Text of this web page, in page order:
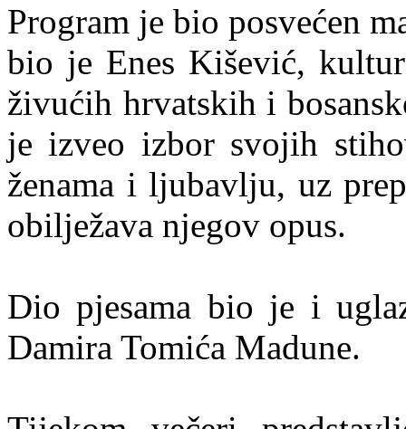
Program je bio posvećen
bio je Enes Kišević,
živućih hrvatskih i
je izveo izbor svojih
ženama i ljubavlju, uz
obilježava njegov opus.
Dio pjesama bio je i
Damira Tomića Madune.